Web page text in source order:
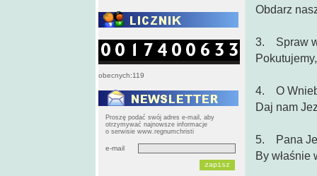
obecnych:119
Proszę podać swój adres e-mail, aby
otrzymywać najnowsze informacje
o serwisie www.regnumchristi
e-mail
Obdarz
3. Spraw
4. O
Daj nam
5. Pana
By właśnie